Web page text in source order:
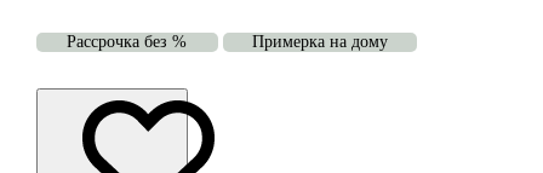
Рассрочка без % Примерка на дому